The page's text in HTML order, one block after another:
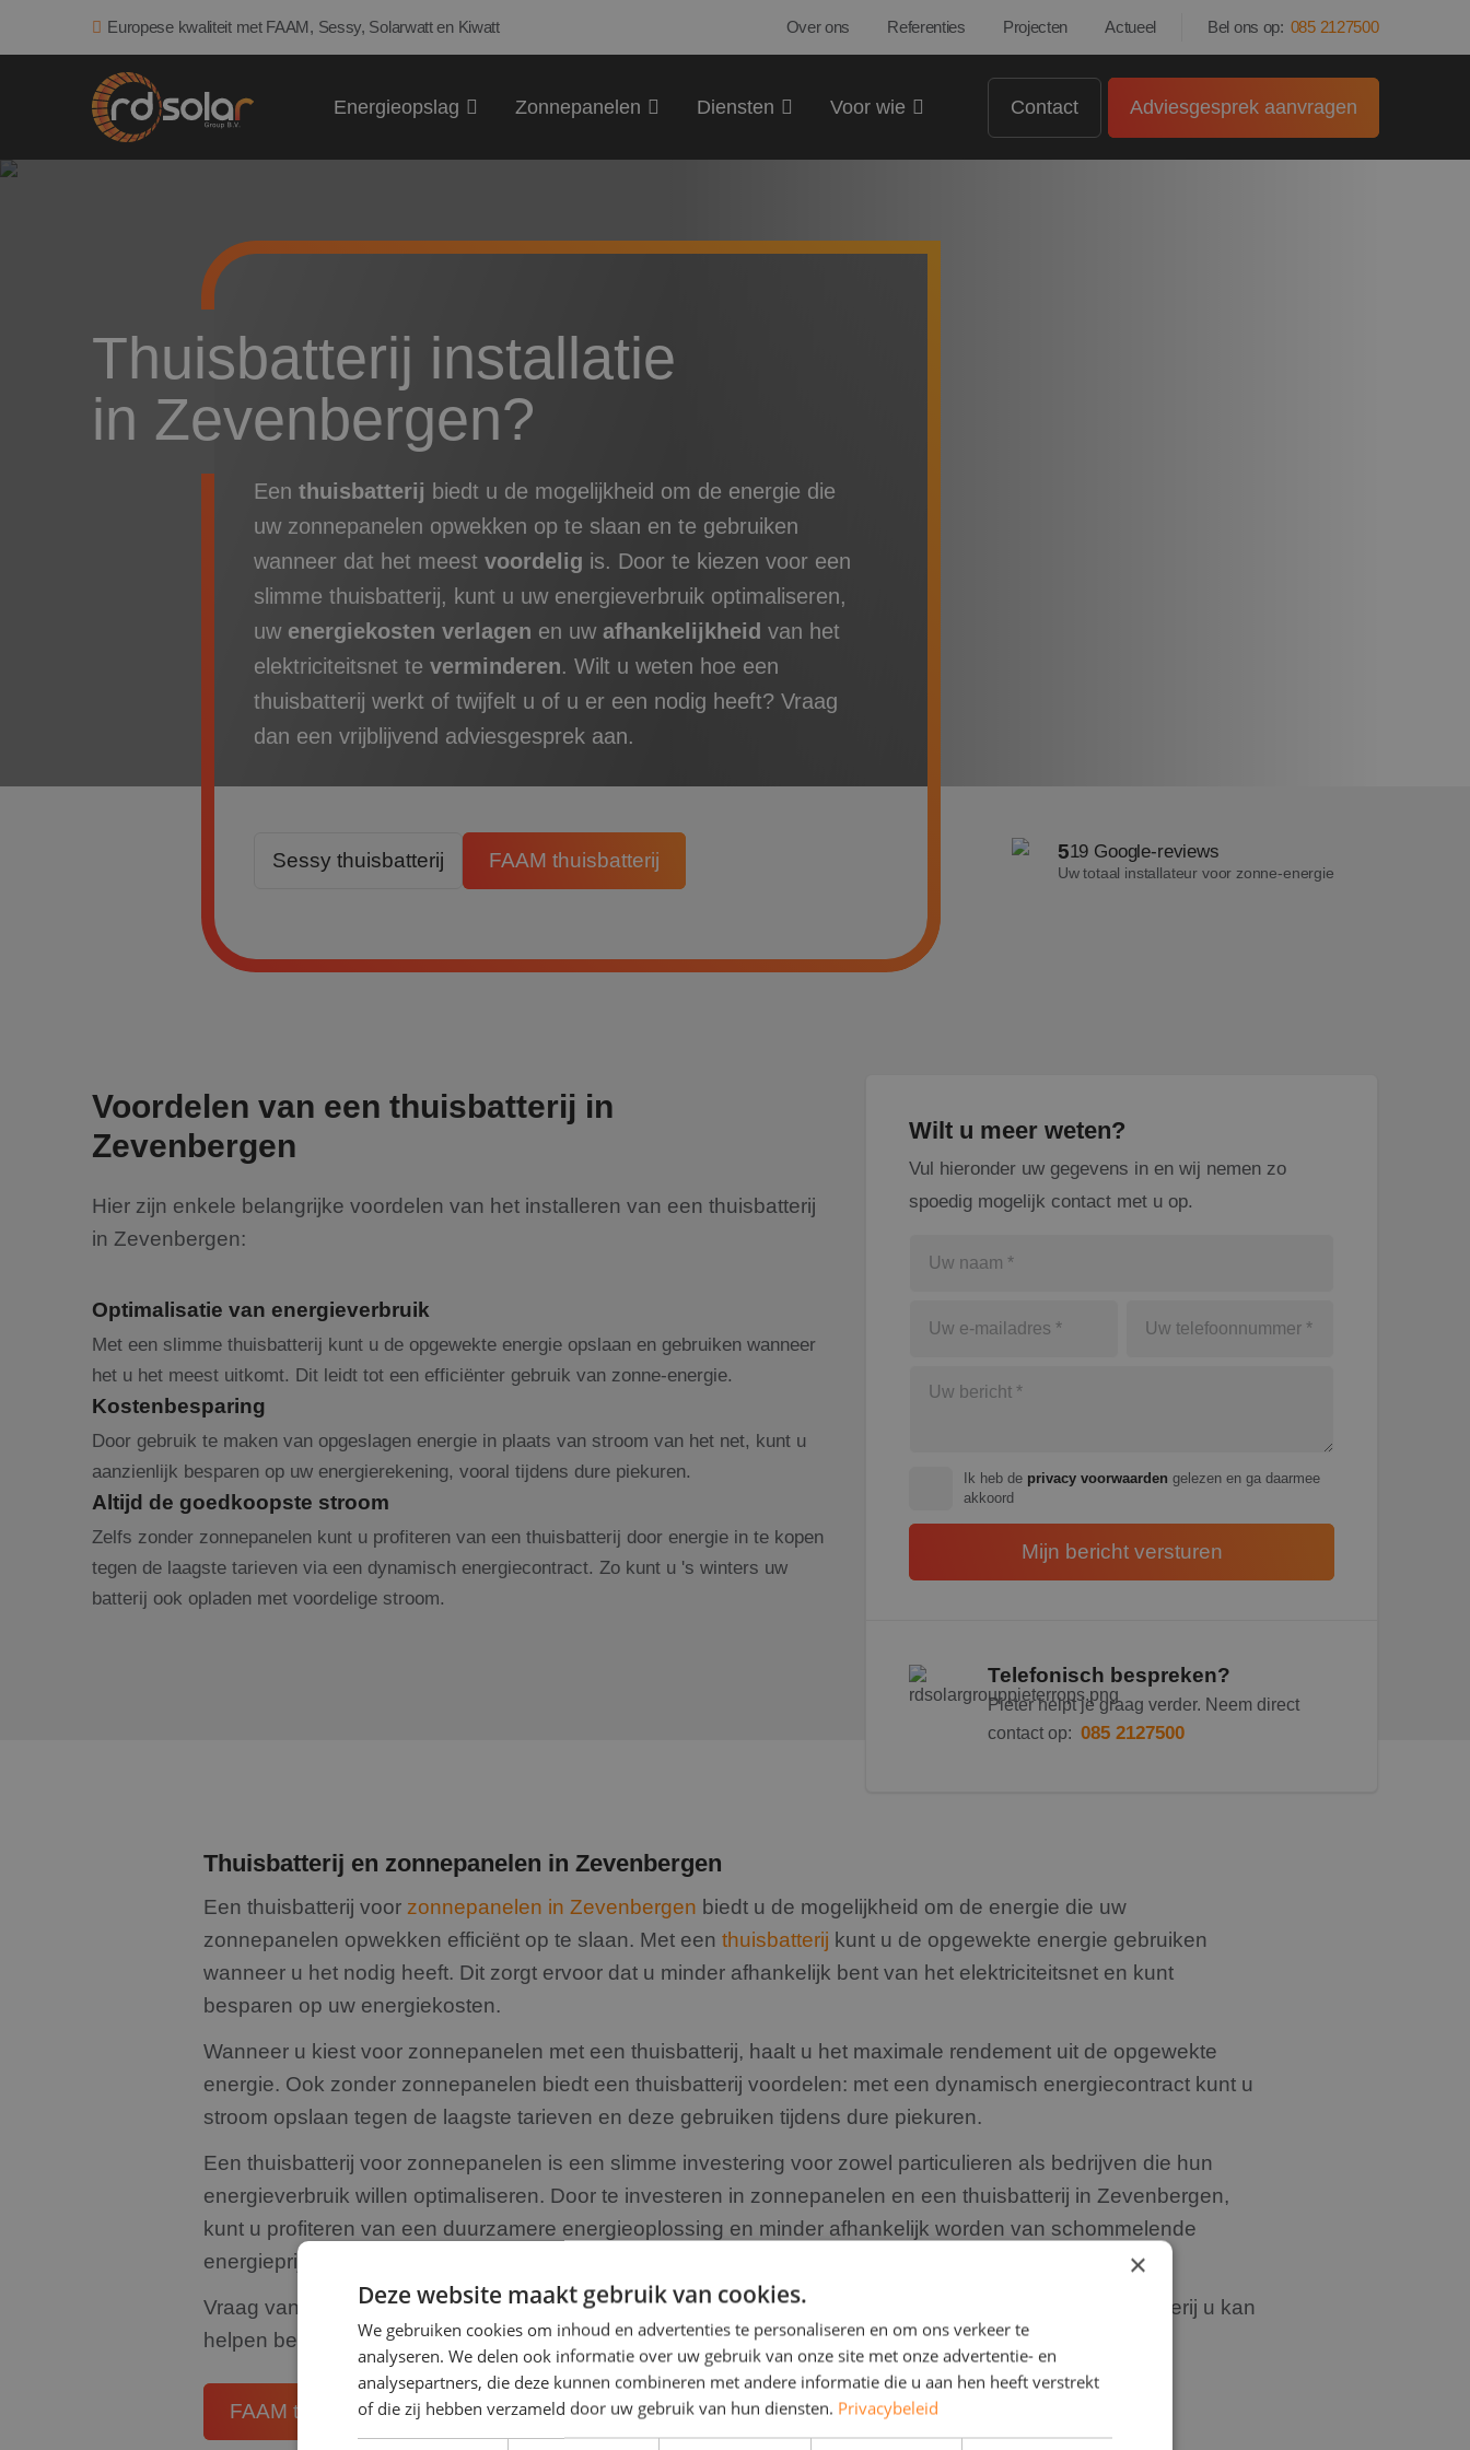
Europese kwaliteit met FAAM, Sessy, Solarwatt en Kiwatt Over ons Referenties Projecten Actueel Bel ons op: 085 2127500
Energieopslag Zonnepanelen Diensten Voor wie Contact Adviesgesprek aanvragen
Thuisbatterij installatie
in Zevenbergen?
Een thuisbatterij biedt u de mogelijkheid om de energie die
uw zonnepanelen opwekken op te slaan en te gebruiken
wanneer dat het meest voordelig is. Door te kiezen voor een
slimme thuisbatterij, kunt u uw energieverbruik optimaliseren,
uw energiekosten verlagen en uw afhankelijkheid van het
elektriciteitsnet te verminderen. Wilt u weten hoe een
thuisbatterij werkt of twijfelt u of u er een nodig heeft?Vraag
dan een vrijblijvend adviesgesprek aan.
Sessy thuisbatterij FAAM thuisbatterij 519 Google-reviews
Uw totaal installateur voor zonne-energie
Voordelen van een thuisbatterij in
Zevenbergen
Hier zijn enkele belangrijke voordelen van het installeren van een thuisbatterij
in Zevenbergen:
Optimalisatie van energieverbruik
Met een slimme thuisbatterij kunt u de opgewekte energie opslaan en gebruiken wanneer
het u het meest uitkomt. Dit leidt tot een efficiënter gebruik van zonne-energie.
Kostenbesparing
Door gebruik te maken van opgeslagen energie in plaats van stroom van het net, kunt u
aanzienlijk besparen op uw energierekening, vooral tijdens dure piekuren.
Altijd de goedkoopste stroom
Zelfs zonder zonnepanelen kunt u profiteren van een thuisbatterij door energie in te kopen
tegen de laagste tarieven via een dynamisch energiecontract. Zo kunt u 's winters uw
batterij ook opladen met voordelige stroom.
Wilt u meer weten?
Vul hieronder uw gegevens in en wij nemen zo
spoedig mogelijk contact met u op.
Ik heb de privacy voorwaarden gelezen en ga daarmee
akkoord
Telefonisch bespreken?
Pieter helpt je graag verder. Neem direct
contact op: 085 2127500
Thuisbatterij en zonnepanelen in Zevenbergen
Een thuisbatterij voor zonnepanelen in Zevenbergen biedt u de mogelijkheid om de energie die uw
zonnepanelen opwekken efficiënt op te slaan. Met een thuisbatterij kunt u de opgewekte energie gebruiken
wanneer u het nodig heeft. Dit zorgt ervoor dat u minder afhankelijk bent van het elektriciteitsnet en kunt
besparen op uw energiekosten.
Wanneer u kiest voor zonnepanelen met een thuisbatterij, haalt u het maximale rendement uit de opgewekte
energie. Ook zonder zonnepanelen biedt een thuisbatterij voordelen: met een dynamisch energiecontract kunt u
stroom opslaan tegen de laagste tarieven en deze gebruiken tijdens dure piekuren.
Een thuisbatterij voor zonnepanelen is een slimme investering voor zowel particulieren als bedrijven die hun
energieverbruik willen optimaliseren. Door te investeren in zonnepanelen en een thuisbatterij in Zevenbergen,
kunt u profiteren van een duurzamere energieoplossing en minder afhankelijk worden van schommelende
energieprijzen.
Vraag vandaag nog een vrijblijvend adviesgesprek aan bij RD Solar Group en ontdek hoe een thuisbatterij u kan
helpen besparen in Zevenbergen.
FAAM thuisbatterij Sessy thuisbatterij
×
Deze website maakt gebruik van cookies.
We gebruiken cookies om inhoud en advertenties te personaliseren en om ons verkeer te
analyseren. We delen ook informatie over uw gebruik van onze site met onze advertentie- en
analysepartners, die deze kunnen combineren met andere informatie die u aan hen heeft verstrekt
of die zij hebben verzameld door uw gebruik van hun diensten. Privacybeleid